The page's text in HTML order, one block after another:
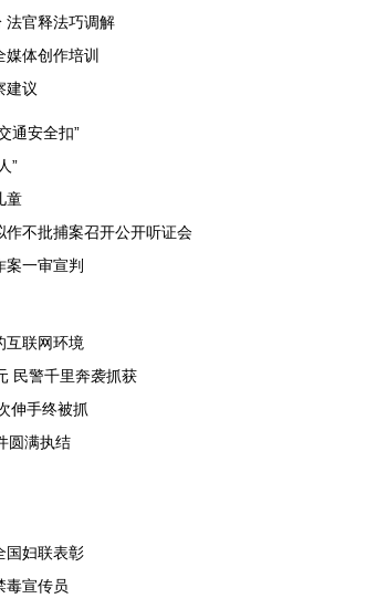
法官释法巧调解
体创作培训
建议
通安全扣”
”
童
作不批捕案召开公开听证会
案一审宣判
互联网环境
民警千里奔袭抓获
伸手终被抓
圆满执结
国妇联表彰
毒宣传员